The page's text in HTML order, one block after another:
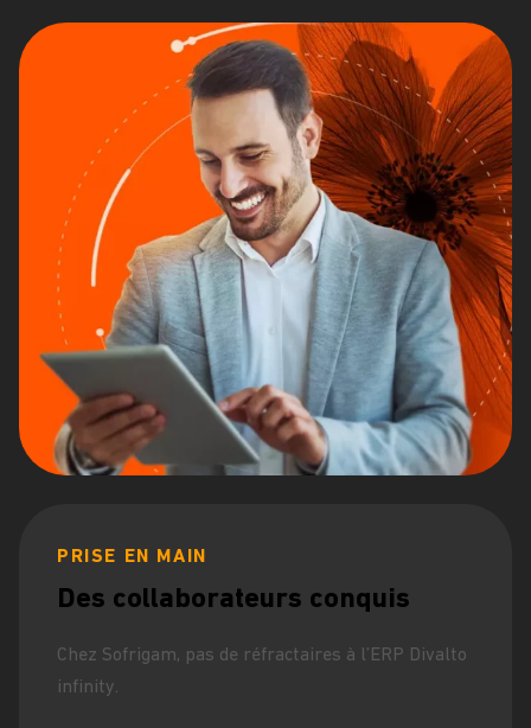
PRISE EN MAIN
Des collaborateurs conquis
Chez Sofrigam, pas de réfractaires à l’ERP Divalto
infinity.